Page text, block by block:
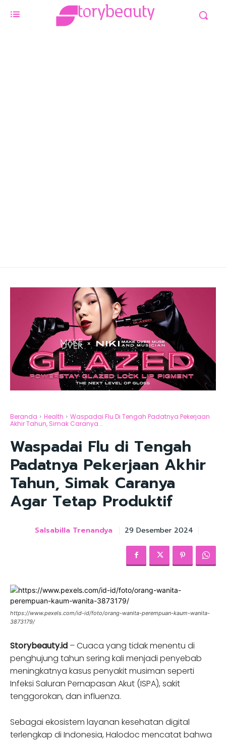
Beranda Health
Waspadai Flu Di Tengah Padatnya Pekerjaan
Akhir Tahun, Simak Caranya...
Waspadai Flu di Tengah
Padatnya Pekerjaan Akhir
Tahun, Simak Caranya
Agar Tetap Produktif
Salsabilla Trenandya 29 Desember 2024
https://www.pexels.com/id-id/foto/orang-wanita-perempuan-kaum-wanita-
3873179/
Storybeauty.id – Cuaca yang tidak menentu di
penghujung tahun sering kali menjadi penyebab
meningkatnya kasus penyakit musiman seperti
Infeksi Saluran Pernapasan Akut (ISPA), sakit
tenggorokan, dan influenza.
Sebagai ekosistem layanan kesehatan digital
terlengkap di Indonesia, Halodoc mencatat bahwa